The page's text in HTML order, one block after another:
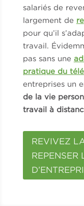
salariés de
largement de
pour qu’il
travail.
pas sans une
pratique du
entreprises un
de la vie
travail à
REVIVEZ
REPENSER